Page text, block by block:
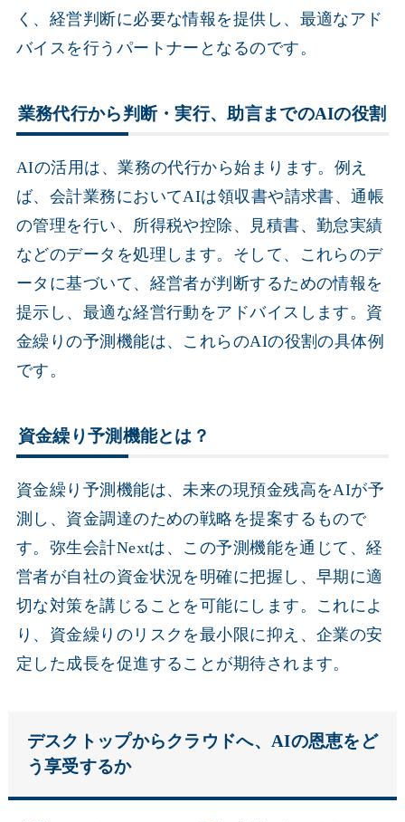
く、経営判断に必要な情報を提供し、最適なアド
バイスを行うパートナーとなるのです。
業務代行から判断・実行、助言までのAIの役割
AIの活用は、業務の代行から始まります。例え
ば、会計業務においてAIは領収書や請求書、通帳
の管理を行い、所得税や控除、見積書、勤怠実績
などのデータを処理します。そして、これらのデ
ータに基づいて、経営者が判断するための情報を
提示し、最適な経営行動をアドバイスします。資
金繰りの予測機能は、これらのAIの役割の具体例
です。
資金繰り予測機能とは？
資金繰り予測機能は、未来の現預金残高をAIが予
測し、資金調達のための戦略を提案するもので
す。弥生会計Nextは、この予測機能を通じて、経
営者が自社の資金状況を明確に把握し、早期に適
切な対策を講じることを可能にします。これによ
り、資金繰りのリスクを最小限に抑え、企業の安
定した成長を促進することが期待されます。
デスクトップからクラウドへ、AIの恩恵をど
う享受するか